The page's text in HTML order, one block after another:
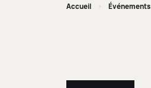
Accueil > Événements